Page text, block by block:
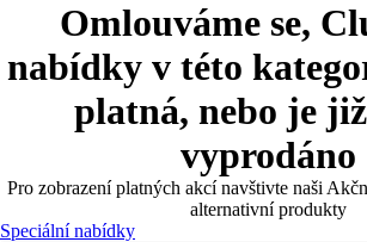
Omlouváme se,
nabídky v této
platná, nebo je
vyprodáno
Pro zobrazení platných akcí navštivte naši
alternativní produkty
Speciální nabídky